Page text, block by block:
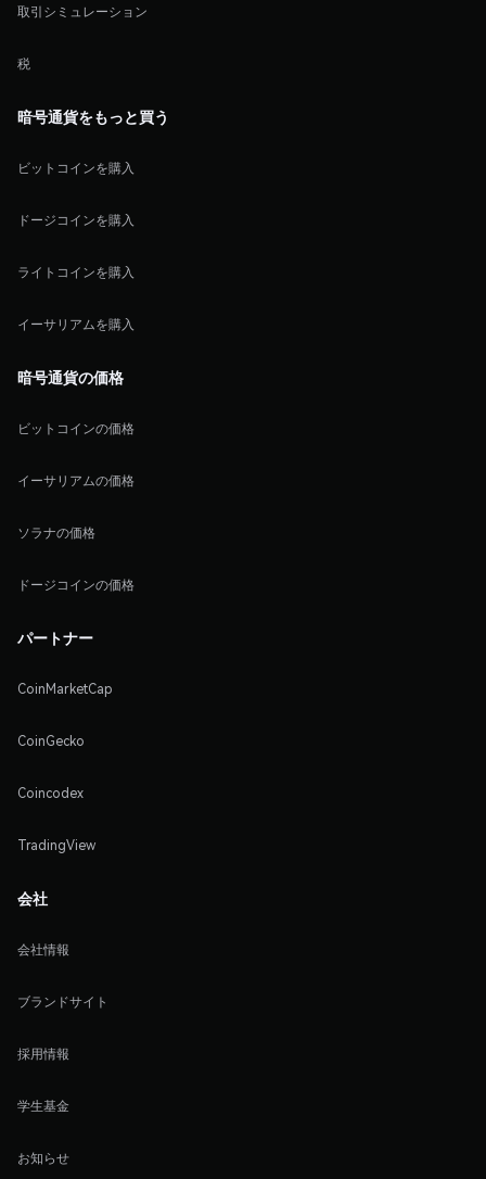
取引シミュレーション
税
暗号通貨をもっと買う
ビットコインを購入
ドージコインを購入
ライトコインを購入
イーサリアムを購入
暗号通貨の価格
ビットコインの価格
イーサリアムの価格
ソラナの価格
ドージコインの価格
パートナー
CoinMarketCap
CoinGecko
Coincodex
TradingView
会社
会社情報
ブランドサイト
採用情報
学生基金
お知らせ